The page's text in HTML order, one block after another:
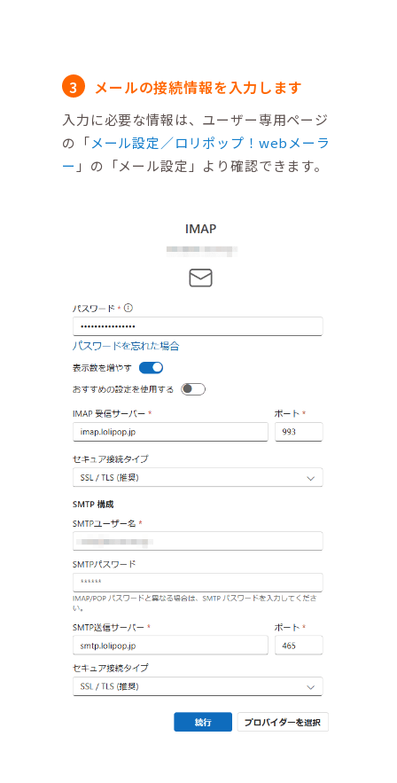
メールの接続情報を入力します
入力に必要な情報は、ユーザー専用ページ
の「メール設定／ロリポップ！webメーラ
ー 」の「メール設定」より確認できます。